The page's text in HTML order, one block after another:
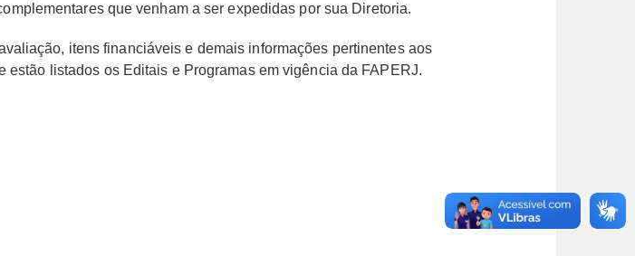
que venham a ser expedidas por sua Diretoria.
itens financiáveis e demais informações pertinentes aos
listados os Editais e Programas em vigência da FAPERJ.